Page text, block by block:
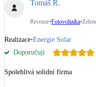
Tomáš Ř.
Recenze•Fotovoltaika•
Realizace•Energie Solar
Doporučuji
Spolehlivá solidní firma